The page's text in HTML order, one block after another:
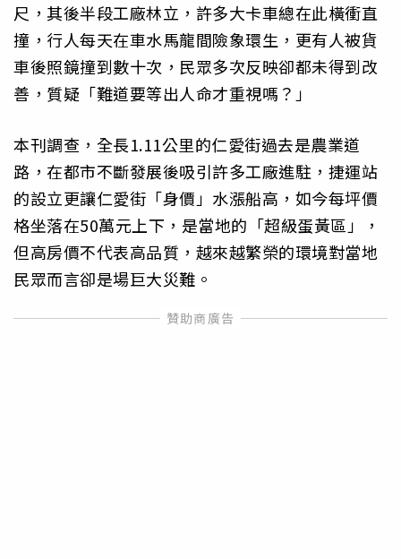
尺，其後半段工廠林立，許多大卡車總在此橫衝直
撞，行人每天在車水馬龍間險象環生，更有人被貨
車後照鏡撞到數十次，民眾多次反映卻都未得到改
善，質疑「難道要等出人命才重視嗎？」
本刊調查，全長1.11公里的仁愛街過去是農業道
路，在都市不斷發展後吸引許多工廠進駐，捷運站
的設立更讓仁愛街「身價」水漲船高，如今每坪價
格坐落在50萬元上下，是當地的「超級蛋黃區」，
但高房價不代表高品質，越來越繁榮的環境對當地
民眾而言卻是場巨大災難。